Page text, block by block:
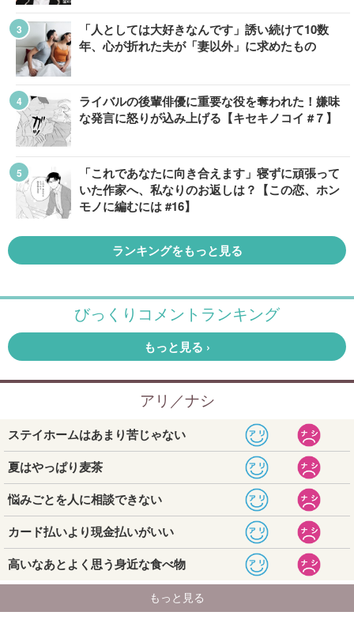
「人としては大好きなんです」誘い続けて10数
年、心が折れた夫が「妻以外」に求めたもの
ライバルの後輩俳優に重要な役を奪われた！嫌味
な発言に怒りが込み上げる【キセキノコイ #７】
「これであなたに向き合えます」寝ずに頑張って
いた作家へ、私なりのお返しは？【この恋、ホン
モノに編むには #16】
ランキングをもっと見る